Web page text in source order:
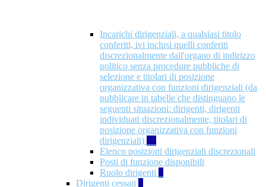
Incarichi dirigenziali, a qualsiasi titolo
conferiti, ivi inclusi quelli conferiti
discrezionalmente dall'organo di indirizzo
politico senza procedure pubbliche di
selezione e titolari di posizione
organizzativa con funzioni dirigenziali (da
pubblicare in tabelle che distinguano le
seguenti situazioni: dirigenti, dirigenti
individuati discrezionalmente, titolari di
posizione organizzativa con funzioni
dirigenziali) 10
Elenco posizioni dirigenziali discrezionali
Posti di funzione disponibili
Ruolo dirigenti 7
Dirigenti cessati 1